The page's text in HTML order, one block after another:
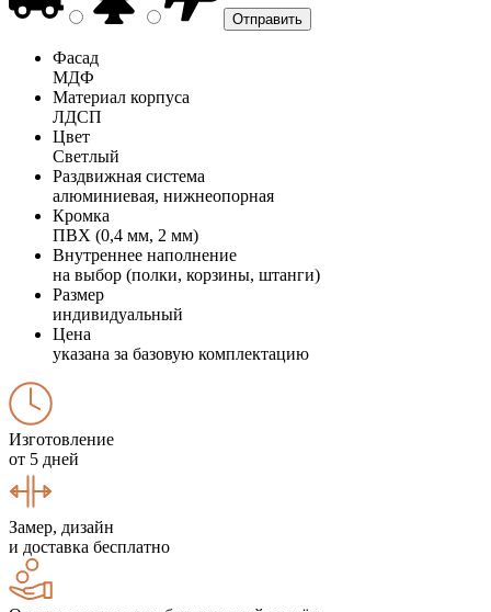
Фасад
МДФ
Материал корпуса
ЛДСП
Цвет
Светлый
Раздвижная система
алюминиевая, нижнеопорная
Кромка
ПВХ (0,4 мм, 2 мм)
Внутреннее наполнение
на выбор (полки, корзины, штанги)
Размер
индивидуальный
Цена
указана за базовую комплектацию
Изготовление
от 5 дней
Замер, дизайн
и доставка бесплатно